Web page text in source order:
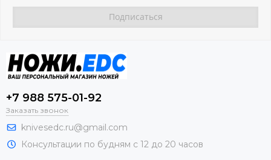
+7 988 575-01-92
Заказать звонок
knivesedc.ru@gmail.com
Консультации по будням с 12 до 20 часов